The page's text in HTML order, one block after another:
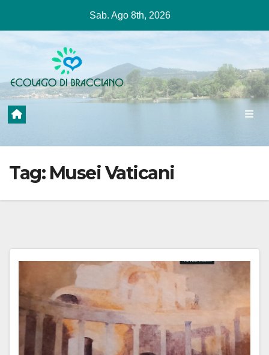
contenuto
Sab. Ago 8th, 2026
Tag: Musei Vaticani